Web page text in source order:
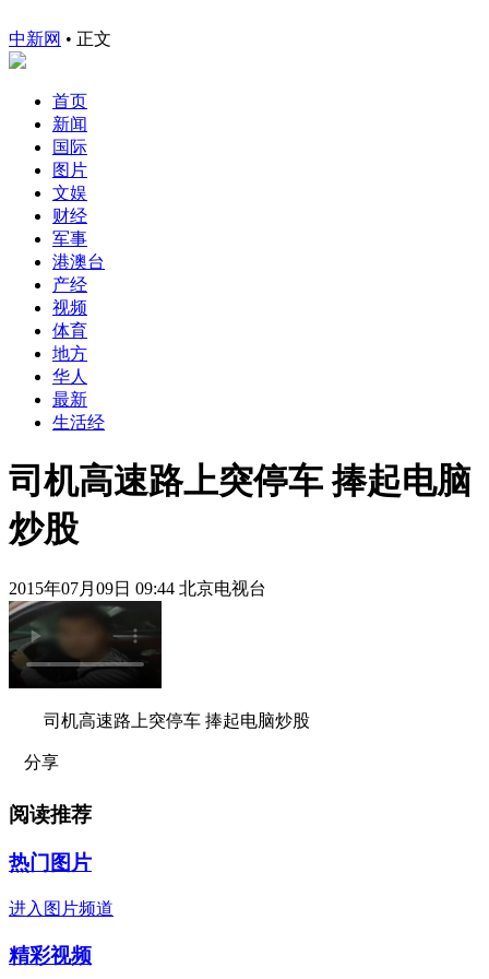
中新网 • 正文
首页
新闻
国际
图片
文娱
财经
军事
港澳台
产经
视频
体育
地方
华人
最新
生活经
司机高速路上突停车 捧起电脑
炒股
2015年07月09日 09:44 北京电视台
司机高速路上突停车 捧起电脑炒股
分享
阅读推荐
热门图片
进入图片频道
精彩视频